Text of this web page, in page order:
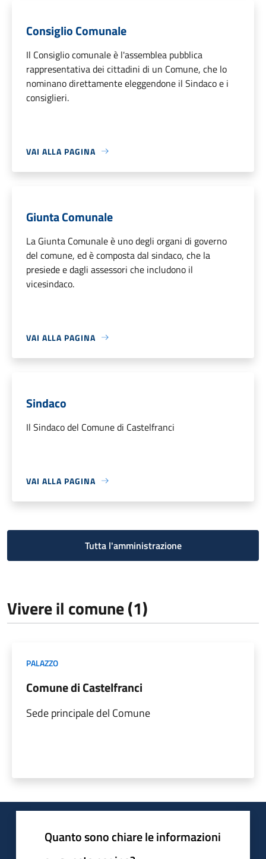
Consiglio Comunale
Il Consiglio comunale è l'assemblea pubblica
rappresentativa dei cittadini di un Comune, che lo
nominano direttamente eleggendone il Sindaco e i
consiglieri.
VAI ALLA PAGINA
Giunta Comunale
La Giunta Comunale è uno degli organi di governo
del comune, ed è composta dal sindaco, che la
presiede e dagli assessori che includono il
vicesindaco.
VAI ALLA PAGINA
Sindaco
Il Sindaco del Comune di Castelfranci
VAI ALLA PAGINA
Tutta l'amministrazione
Vivere il comune (1)
PALAZZO
Comune di Castelfranci
Sede principale del Comune
Quanto sono chiare le informazioni